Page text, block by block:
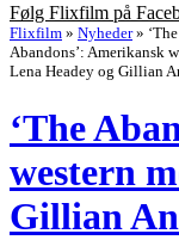
Følg Flixfilm på
Flixfilm » Nyheder » ‘The
Abandons’: Amerikansk
Lena Headey og Gillian
‘The
western
Gillian